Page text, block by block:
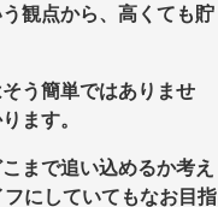
観点から、高くても貯
う簡単ではありませ
ます。
まで追い込めるか考え
にしていてもなお目指